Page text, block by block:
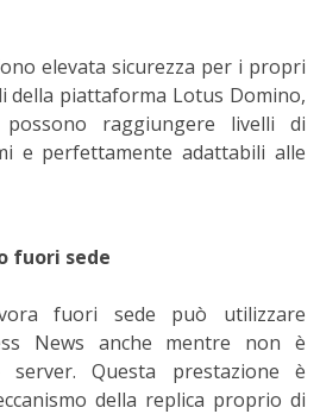
elevata sicurezza per i propri
della piattaforma Lotus Domino,
raggiungere livelli di
e perfettamente adattabili alle
fuori sede
fuori sede può utilizzare
News anche mentre non è
Questa prestazione è
della replica proprio di